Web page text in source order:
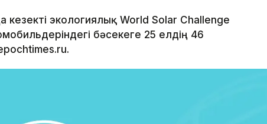
кезекті экологиялық World Solar Challenge
бәсекеге 25 елдің 46